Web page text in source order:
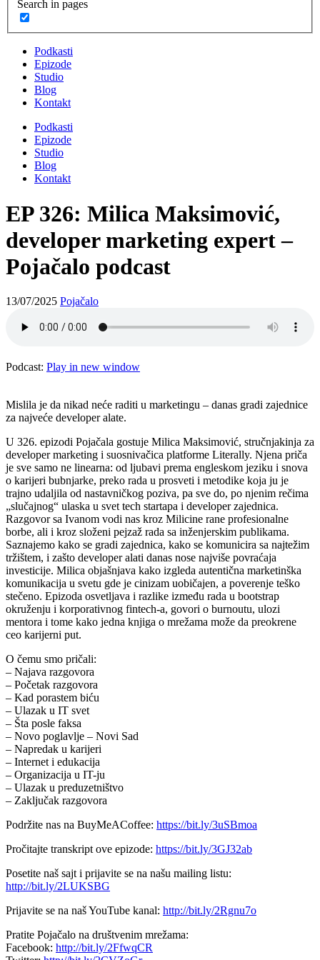
Search in pages
Podkasti
Epizode
Studio
Blog
Kontakt
Podkasti
Epizode
Studio
Blog
Kontakt
EP 326: Milica Maksimović,
developer marketing expert –
Pojačalo podcast
13/07/2025 Pojačalo
Podcast: Play in new window
Mislila je da nikad neće raditi u marketingu – danas gradi zajednice
za najveće developer alate.
U 326. epizodi Pojačala gostuje Milica Maksimović, stručnjakinja za
developer marketing i suosnivačica platforme Literally. Njena priča
je sve samo ne linearna: od ljubavi prema engleskom jeziku i snova
o karijeri bubnjarke, preko rada u prosveti i metodike koja ju je
trajno udaljila od nastavničkog poziva, pa sve do, po njenim rečima
„slučajnog“ ulaska u svet tech startapa i developer zajednica.
Razgovor sa Ivanom vodi nas kroz Milicine rane profesionalne
borbe, ali i kroz složeni pejzaž rada sa inženjerskim publikama.
Saznajemo kako se gradi zajednica, kako se komunicira sa najtežim
tržištem, i zašto developer alati danas nose najviše povraćaja
investicije. Milica objašnjava kako izgleda autentična marketinška
komunikacija u svetu gde je cinizam uobičajen, a poverenje teško
stečeno. Epizoda osvetljava i razlike između rada u bootstrap
okruženju i korporativnog fintech-a, govori o burnoutu, ulozi
mentora i tome kako jedna knjiga o mrežama može da preokrene
ceo karijerni put.
O čemu smo pričali:
– Najava razgovora
– Početak razgovora
– Kad porastem biću
– Ulazak u IT svet
– Šta posle faksa
– Novo poglavlje – Novi Sad
– Napredak u karijeri
– Internet i edukacija
– Organizacija u IT-ju
– Ulazak u preduzetništvo
– Zaključak razgovora
Podržite nas na BuyMeACoffee: https://bit.ly/3uSBmoa
Pročitajte transkript ove epizode: https://bit.ly/3GJ32ab
Posetite naš sajt i prijavite se na našu mailing listu:
http://bit.ly/2LUKSBG
Prijavite se na naš YouTube kanal: http://bit.ly/2Rgnu7o
Pratite Pojačalo na društvenim mrežama:
Facebook: http://bit.ly/2FfwqCR